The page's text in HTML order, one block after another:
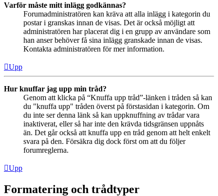
Varför måste mitt inlägg godkännas?
Forumadministratören kan kräva att alla inlägg i kategorin du
postar i granskas innan de visas. Det är också möjligt att
administratören har placerat dig i en grupp av användare som
han anser behöver få sina inlägg granskade innan de visas.
Kontakta administratören för mer information.
Upp
Hur knuffar jag upp min tråd?
Genom att klicka på “Knuffa upp tråd”-länken i tråden så kan
du "knuffa upp" tråden överst på förstasidan i kategorin. Om
du inte ser denna länk så kan uppknuffning av trådar vara
inaktiverat, eller så har inte den krävda tidsgränsen uppnåts
än. Det går också att knuffa upp en tråd genom att helt enkelt
svara på den. Försäkra dig dock först om att du följer
forumreglerna.
Upp
Formatering och trådtyper